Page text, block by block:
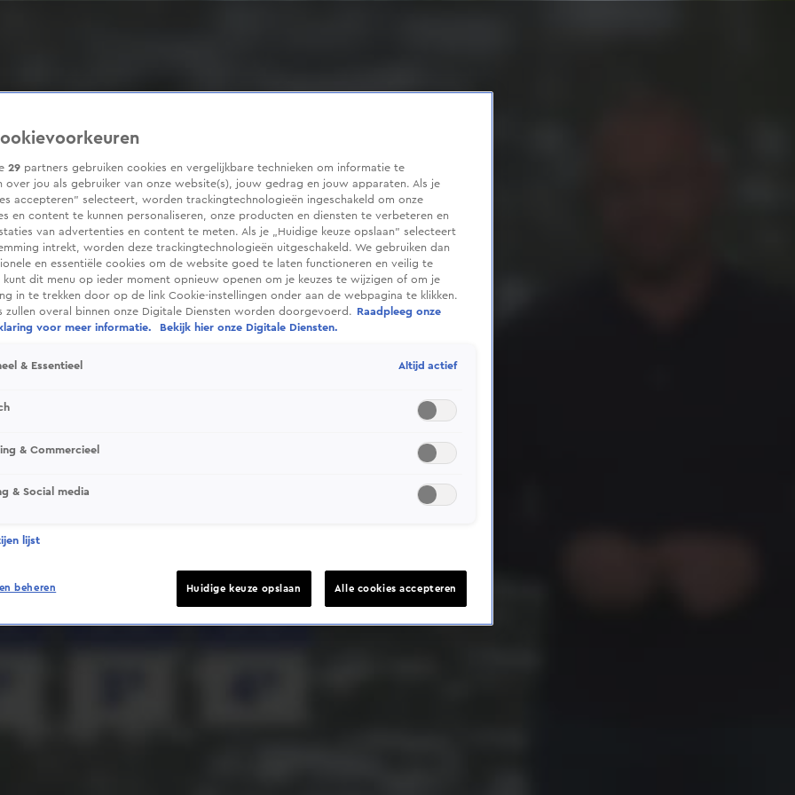
Deze video is niet beschikbaar op je huidige locatie
29 partners gebruiken cookies en vergelijkbare technieken om informatie te
over jou als gebruiker van onze website(s), jouw gedrag en jouw apparaten. Als je
accepteren” selecteert, worden trackingtechnologieën ingeschakeld om onze
en content te kunnen personaliseren, onze producten en diensten te verbeteren en
van advertenties en content te meten. Als je „Huidige keuze opslaan” selecteert
intrekt, worden deze trackingtechnologieën uitgeschakeld. We gebruiken dan
en essentiële cookies om de website goed te laten functioneren en veilig te
kunt dit menu op ieder moment opnieuw openen om je keuzes te wijzigen of om je
in te trekken door op de link Cookie-instellingen onder aan de webpagina te klikken.
zullen overal binnen onze Digitale Diensten worden doorgevoerd.
Raadpleeg onze
voor meer informatie.
Bekijk hier onze Digitale Diensten.
& Essentieel Altijd actief
& Commercieel
& Social media
lijst
beheren Huidige keuze opslaan Alle cookies accepteren